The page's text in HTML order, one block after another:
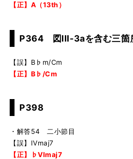
【正】A（13th）
P364 図III-3aを含む三箇
【誤】B♭m/Cm
【正】B♭/Cm
P398
・解答54 二小節目
【誤】IVmaj7
【正】♭VImaj7